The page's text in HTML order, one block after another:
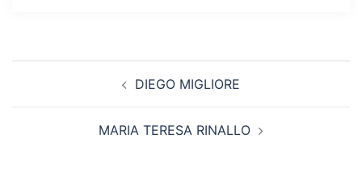
DIEGO MIGLIORE
MARIA TERESA RINALLO